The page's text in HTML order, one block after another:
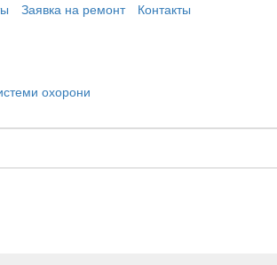
Заявка на ремонт Контакты